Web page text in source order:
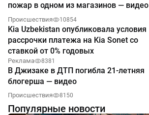
пожар в одном из магазинов — видео
Происшествия 10854
Kia Uzbekistan опубликовала условия
рассрочки платежа на Kia Sonet со
ставкой от 0% годовых
Реклама 8381
В Джизаке в ДТП погибла 21-летняя
блогерша — видео
Происшествия 8150
Популярные новости